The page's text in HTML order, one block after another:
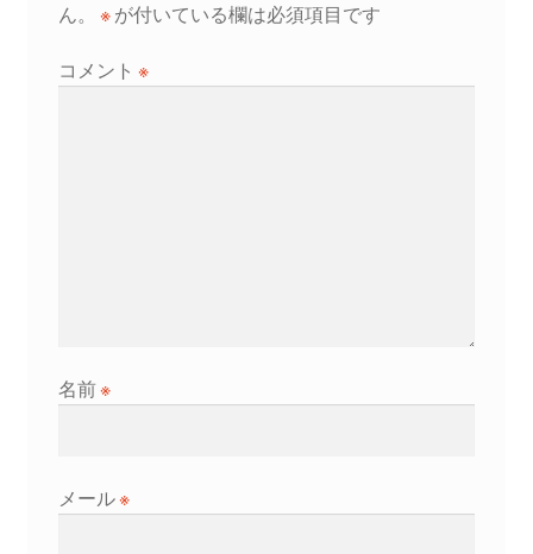
ん。
※が付いている欄は必須項目です
コメント ※
名前※
メール※